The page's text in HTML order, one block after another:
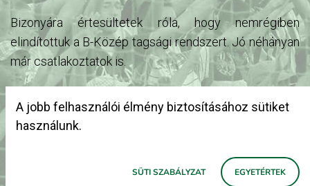
Bizonyára értesültetek róla, hogy nemrégiben
elindítottuk a B-Közép tagsági rendszert. Jó néhányan
már csatlakoztatok is.
Nagyon köszönjük nektek, hogy rendszeres anyagi
hozzájárulással is áldoztok a közösségi célokra!
A B-Közép egyszerre közösség és egyszerre egy
hely is. Egy hely, ahol a Ferencváros mérkőzésein
A jobb felhasználói élmény biztosításához sütiket
használunk.
SÜTI SZABÁLYZAT EGYETÉRTEK